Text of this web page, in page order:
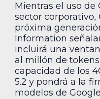
Mientras el uso de
sector corporativo,
próxima
Information
incluirá una
al millón de
capacidad de los
5.2 y pondrá a la
modelos de